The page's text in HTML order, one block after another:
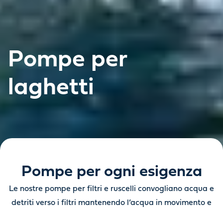
Pompe per
laghetti
Pompe per ogni esigenza
Le nostre pompe per filtri e ruscelli convogliano acqua e
detriti verso i filtri mantenendo l’acqua in movimento e